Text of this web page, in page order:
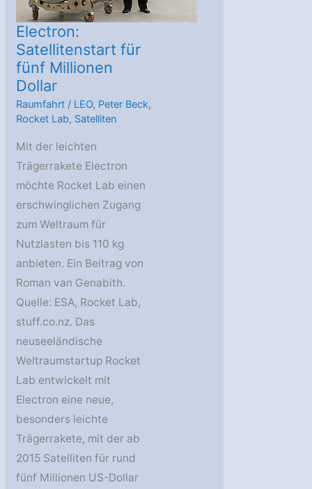
Electron:
Satellitenstart für
fünf Millionen
Dollar
Raumfahrt / LEO, Peter Beck,
Rocket Lab, Satelliten
Mit der leichten
Trägerrakete Electron
möchte Rocket Lab einen
erschwinglichen Zugang
zum Weltraum für
Nutzlasten bis 110 kg
anbieten. Ein Beitrag von
Roman van Genabith.
Quelle: ESA, Rocket Lab,
stuff.co.nz. Das
neuseeländische
Weltraumstartup Rocket
Lab entwickelt mit
Electron eine neue,
besonders leichte
Trägerrakete, mit der ab
2015 Satelliten für rund
fünf Millionen US-Dollar